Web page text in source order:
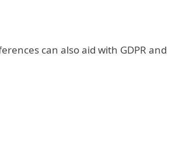
can also aid with GDPR and